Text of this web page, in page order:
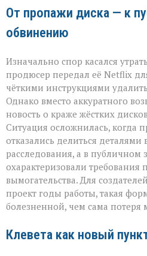
От пропажи диска — к
обвинению
Изначально спор касался
продюсер передал её Netflix
чёткими инструкциями
Однако вместо аккуратного
новость о краже жёстких
Ситуация осложнилась, когда
отказались делиться деталями
расследования, а в публичном
охарактеризовали
вымогательства. Для
проект годы работы, такая
болезненной, чем сама потеря
Клевета как новый